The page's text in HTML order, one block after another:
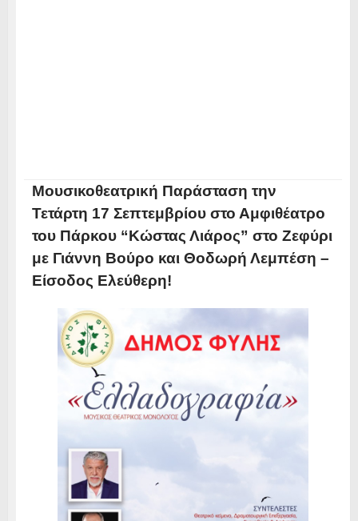
Μουσικοθεατρική Παράσταση την
Τετάρτη 17 Σεπτεμβρίου στο Αμφιθέατρο
του Πάρκου “Κώστας Λιάρος” στο Ζεφύρι
με Γιάννη Βούρο και Θοδωρή Λεμπέση –
Είσοδος Ελεύθερη!